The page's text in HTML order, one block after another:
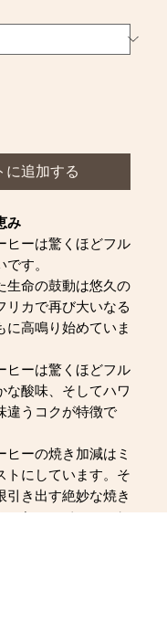
に追加する
み
ヒーは驚くほどフル
す。
生命の鼓動は悠久の
リカで再び大いなる
に高鳴り始めていま
ヒーは驚くほどフル
な酸味、そしてハワ
違うコクが特徴で
ヒーの焼き加減はミ
トにしています。そ
引き出す絶妙な焼き
、おススメのコーヒ